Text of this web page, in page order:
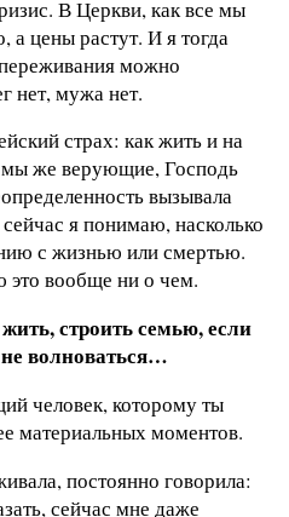
В Церкви, как все мы
а цены растут. И я тогда
можно
нет, мужа нет.
страх: как жить и на
мы же верующие, Господь
вызывала
я понимаю, насколько
с жизнью или смертью.
вообще ни о чем.
строить семью, если
волноваться…
человек, которому ты
материальных моментов.
постоянно говорила:
сейчас мне даже